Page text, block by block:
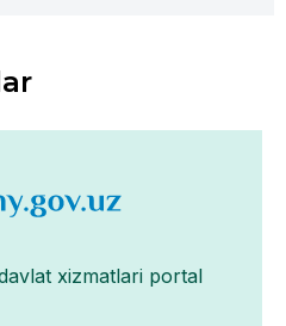
xizmatlari portal